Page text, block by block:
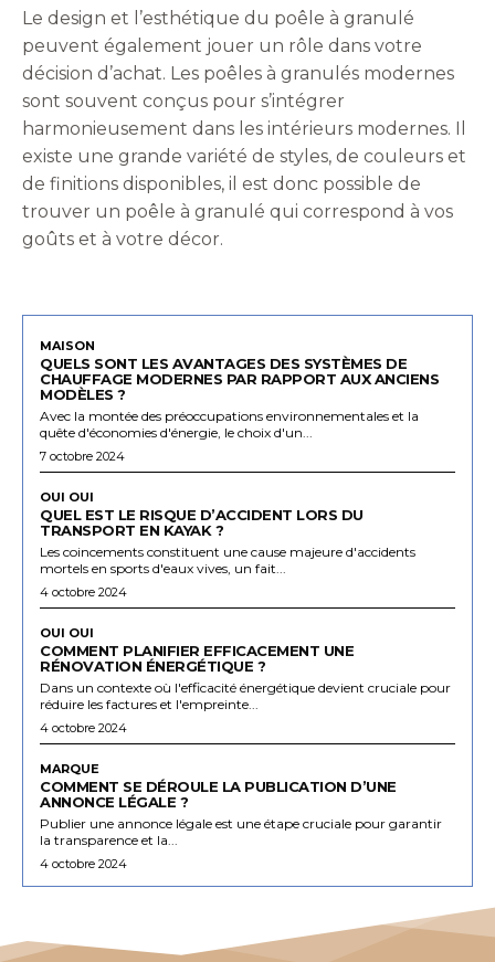
Le design et l’esthétique du poêle à granulé
peuvent également jouer un rôle dans votre
décision d’achat. Les poêles à granulés modernes
sont souvent conçus pour s’intégrer
harmonieusement dans les intérieurs modernes. Il
existe une grande variété de styles, de couleurs et
de finitions disponibles, il est donc possible de
trouver un poêle à granulé qui correspond à vos
goûts et à votre décor.
MAISON
QUELS SONT LES AVANTAGES DES SYSTÈMES DE
CHAUFFAGE MODERNES PAR RAPPORT AUX ANCIENS
MODÈLES ?
Avec la montée des préoccupations environnementales et la
quête d'économies d'énergie, le choix d'un...
7 octobre 2024
OUI OUI
QUEL EST LE RISQUE D’ACCIDENT LORS DU
TRANSPORT EN KAYAK ?
Les coincements constituent une cause majeure d'accidents
mortels en sports d'eaux vives, un fait...
4 octobre 2024
OUI OUI
COMMENT PLANIFIER EFFICACEMENT UNE
RÉNOVATION ÉNERGÉTIQUE ?
Dans un contexte où l'efficacité énergétique devient cruciale pour
réduire les factures et l'empreinte...
4 octobre 2024
MARQUE
COMMENT SE DÉROULE LA PUBLICATION D’UNE
ANNONCE LÉGALE ?
Publier une annonce légale est une étape cruciale pour garantir
la transparence et la...
4 octobre 2024